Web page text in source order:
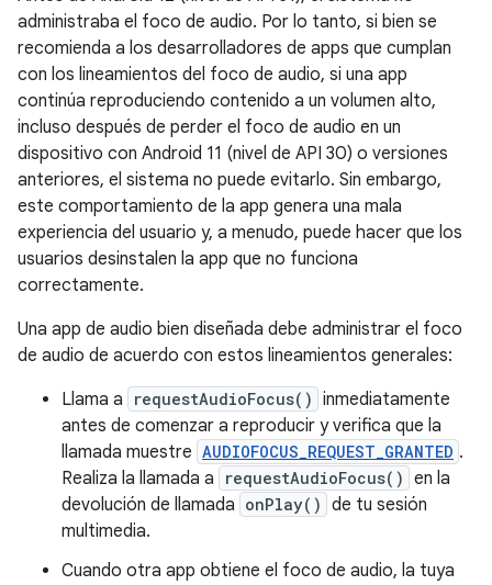
administraba el foco de audio. Por lo tanto, si bien se
recomienda a los desarrolladores de apps que cumplan
con los lineamientos del foco de audio, si una app
continúa reproduciendo contenido a un volumen alto,
incluso después de perder el foco de audio en un
dispositivo con Android 11 (nivel de API 30) o versiones
anteriores, el sistema no puede evitarlo. Sin embargo,
este comportamiento de la app genera una mala
experiencia del usuario y, a menudo, puede hacer que los
usuarios desinstalen la app que no funciona
correctamente.
Una app de audio bien diseñada debe administrar el foco
de audio de acuerdo con estos lineamientos generales:
Llama a
requestAudioFocus() inmediatamente
antes de comenzar a reproducir y verifica que la
llamada muestre AUDIOFOCUS_REQUEST_GRANTED .
Realiza la llamada a
requestAudioFocus() en la
devolución de llamada onPlay() de tu sesión
multimedia.
Cuando otra app obtiene el foco de audio, la tuya